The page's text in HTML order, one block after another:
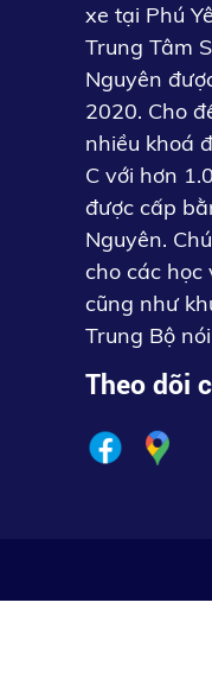
xe tại Phú
Trung Tâm
Nguyên
2020. Cho
nhiều khoá
C với hơn
được cấp
Nguyên.
cho các học
cũng như
Trung Bộ
Theo dõi